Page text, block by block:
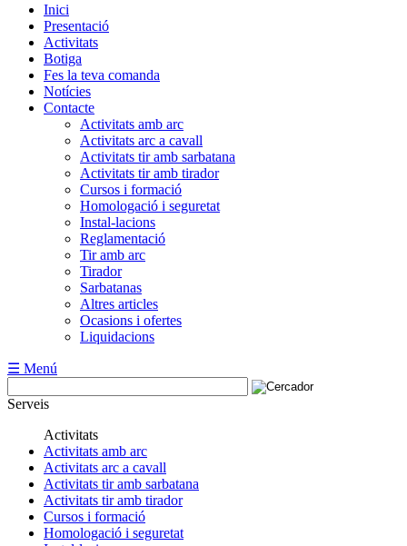
Inici
Presentació
Activitats
Botiga
Fes la teva comanda
Notícies
Contacte
Activitats amb arc
Activitats arc a cavall
Activitats tir amb sarbatana
Activitats tir amb tirador
Cursos i formació
Homologació i seguretat
Instal-lacions
Reglamentació
Tir amb arc
Tirador
Sarbatanas
Altres articles
Ocasions i ofertes
Liquidacions
☰ Menú
Serveis
Activitats
Activitats amb arc
Activitats arc a cavall
Activitats tir amb sarbatana
Activitats tir amb tirador
Cursos i formació
Homologació i seguretat